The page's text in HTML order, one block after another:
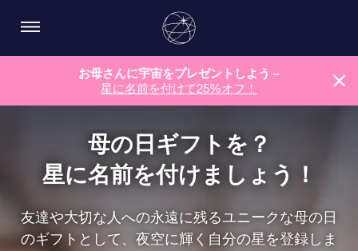
お母さんに宇宙をプレゼントしよう –
星に名前を付けて25%オフ！
母の日ギフトを？
星に名前を付けましょう！
友達や大切な人への永遠に残るユニークな母の日
のギフトとして、夜空に輝く自分の星を登録しま